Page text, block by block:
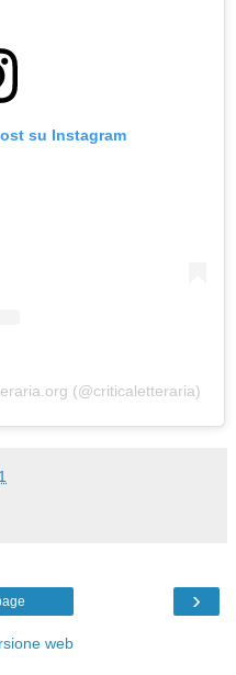
su Instagram
(@criticaletteraria)
›
web